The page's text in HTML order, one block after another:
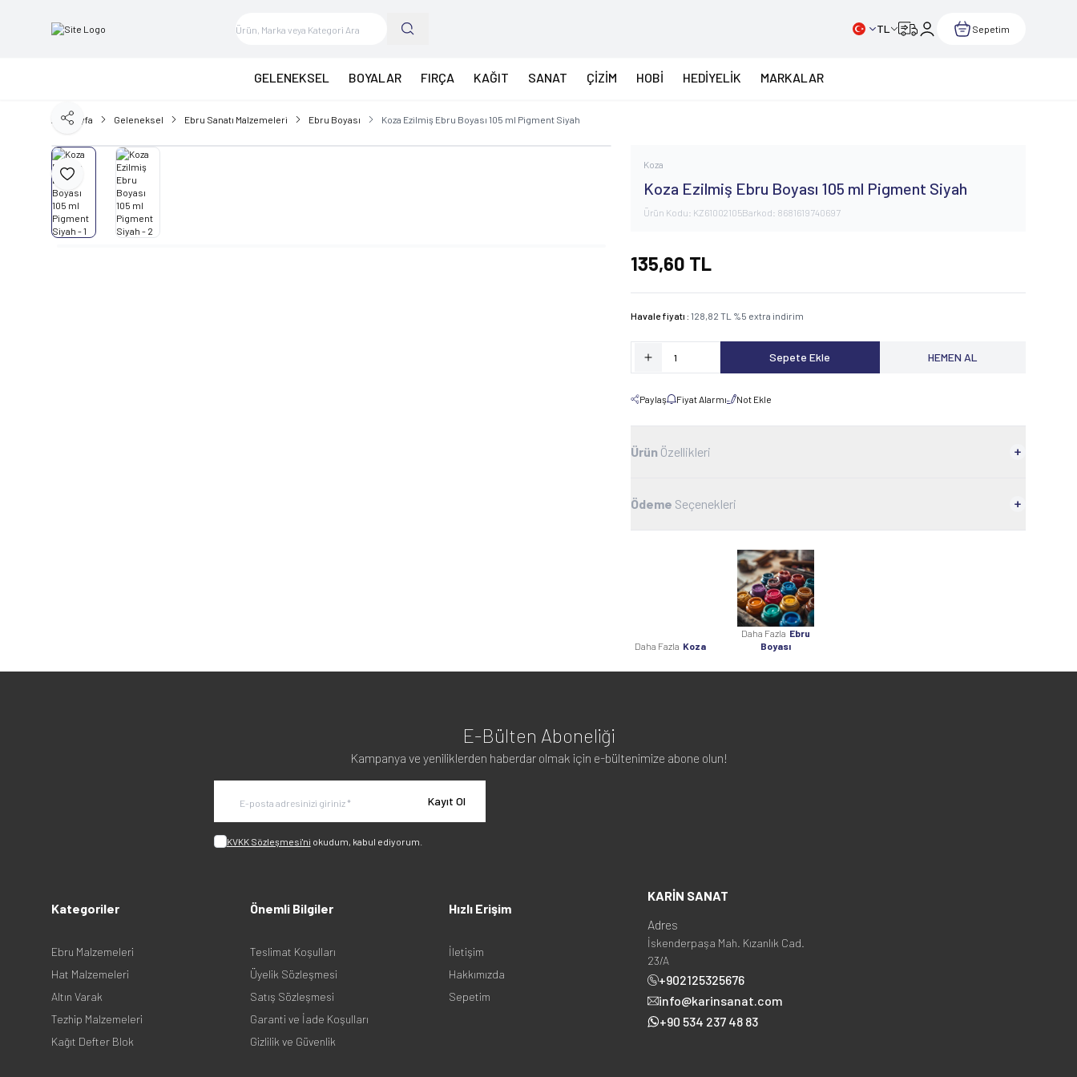
TL Sepetim
GELENEKSEL BOYALAR FIRÇA KAĞIT SANAT ÇİZİM HOBİ HEDİYELİK MARKALAR
Ana Sayfa Geleneksel Ebru Sanatı Malzemeleri Ebru Boyası Koza Ezilmiş Ebru Boyası 105 ml Pigment Siyah
Favoriye Ekle
Paylaş
Koza
Koza Ezilmiş Ebru Boyası 105 ml Pigment Siyah
Ürün Kodu: KZ61002105Barkod: 8681619740697
135,60 TL
Havale fiyatı :128,82 TL %5 extra indirim
Sepete Ekle HEMEN AL
Paylaş Fiyat Alarmı Not Ekle
Ürün Özellikleri
Ödeme Seçenekleri
Daha Fazla Koza
Daha Fazla Ebru
Boyası
E-Bülten Aboneliği
Kampanya ve yeniliklerden haberdar olmak için e-bültenimize abone olun!
Kayıt Ol
KVKK Sözleşmesi'ni okudum, kabul ediyorum.
Kategoriler
Ebru Malzemeleri
Hat Malzemeleri
Altın Varak
Tezhip Malzemeleri
Kağıt Defter Blok
Önemli Bilgiler
Teslimat Koşulları
Üyelik Sözleşmesi
Satış Sözleşmesi
Garanti ve İade Koşulları
Gizlilik ve Güvenlik
Hızlı Erişim
İletişim
Hakkımızda
Sepetim
KARİN SANAT
Adres
İskenderpaşa Mah. Kızanlık Cad.
23/A
+902125325676
info@karinsanat.com
+90 534 237 48 83